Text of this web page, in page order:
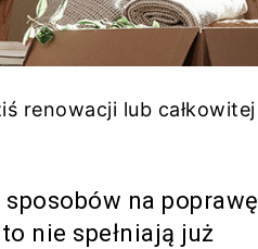
renowacji lub całkowitej
na poprawę
nie spełniają już